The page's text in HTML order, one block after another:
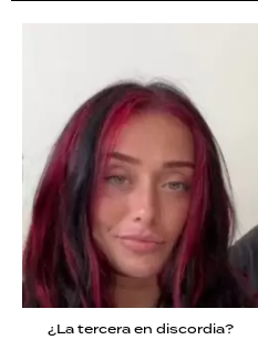
¿La tercera en discordia?